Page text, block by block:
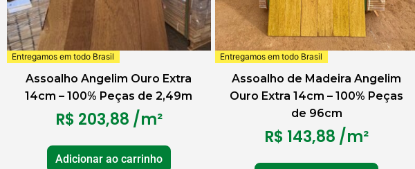
Entregamos em todo Brasil
Assoalho Angelim Ouro Extra
14cm – 100% Peças de 2,49m
R$ 203,88 /m²
Adicionar ao carrinho
Entregamos em todo Brasil
Assoalho de Madeira Angelim
Ouro Extra 14cm – 100% Peças
de 96cm
R$ 143,88 /m²